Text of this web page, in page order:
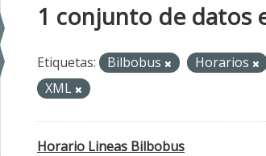
1 conjunto de datos
Etiquetas: Bilbobus Horarios
XML
Horario Lineas Bilbobus